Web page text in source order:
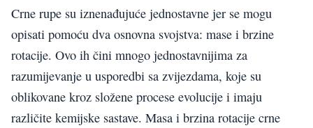
Crne rupe su iznenađujuće jednostavne jer se mogu
opisati pomoću dva osnovna svojstva: mase i brzine
rotacije. Ovo ih čini mnogo jednostavnijima za
razumijevanje u usporedbi sa zvijezdama, koje su
oblikovane kroz složene procese evolucije i imaju
različite kemijske sastave. Masa i brzina rotacije crne